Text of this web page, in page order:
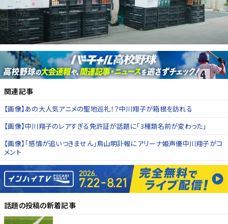
関連記事
【画像】あの大人気アニメの聖地巡礼！？中川翔子が箱根を訪れる
【画像】中川翔子のレアすぎる免許証が話題に「3種類名前が変わった」
【画像】「感情が追いつきません」鳥山明訃報にアリーナ姫声優中川翔子がコ
メント
話題の投稿の新着記事